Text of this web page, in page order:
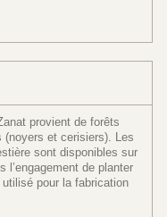
provient de forêts
(noyers et cerisiers). Les
sont disponibles sur
l’engagement de planter
pour la fabrication